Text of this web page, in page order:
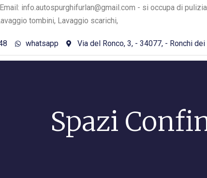
info.autospurghifurlan@gmail.com - si occupa di
tombini, Lavaggio scarichi,
whatsapp Via del Ronco, 3, - 34077, - Ronchi
Spazi